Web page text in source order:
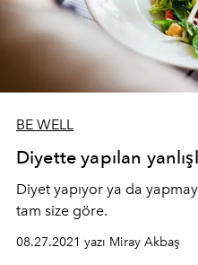
BE WELL
Diyette yapılan
Diyet yapıyor ya da
tam size göre.
08.27.2021 yazı Miray Akbaş